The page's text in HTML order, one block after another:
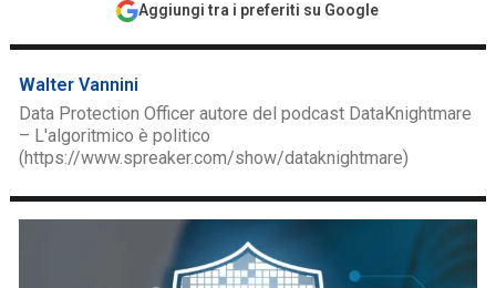
Aggiungi tra i preferiti su Google
Walter Vannini
Data Protection Officer autore del podcast DataKnightmare
– L'algoritmico è politico
(https://www.spreaker.com/show/dataknightmare)